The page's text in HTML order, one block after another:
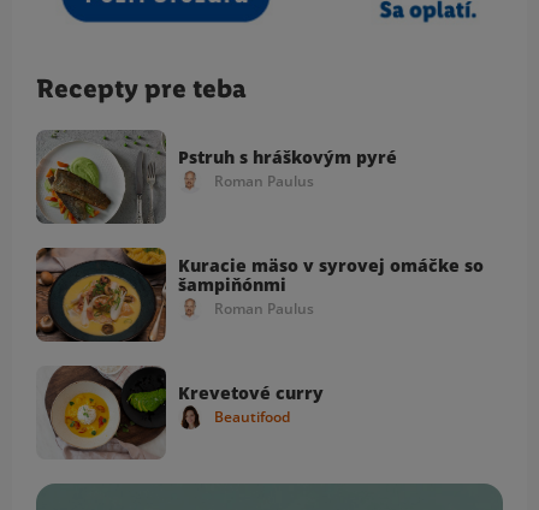
Recepty pre teba
Pstruh s hráškovým pyré
Roman Paulus
Kuracie mäso v syrovej omáčke so
šampiňónmi
Roman Paulus
Krevetové curry
Beautifood